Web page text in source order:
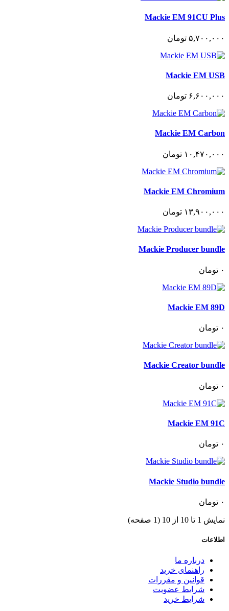
Mackie EM 91CU Plus
۵,٧٠٠,٠٠٠ تومان
Mackie EM USB
۶,۶٠٠,٠٠٠ تومان
Mackie EM Carbon
١٠,۴٧٠,٠٠٠ تومان
Mackie EM Chromium
١٣,٩٠٠,٠٠٠ تومان
Mackie Producer bundle
٠ تومان
Mackie EM 89D
٠ تومان
Mackie Creator bundle
٠ تومان
Mackie EM 91C
٠ تومان
Mackie Studio bundle
٠ تومان
نمایش 1 تا 10 از 10 (1 صفحه)
اطلاعات
درباره ما
راهنمای خرید
قوانین و مقررات
شرایط عضویت
شرایط خرید